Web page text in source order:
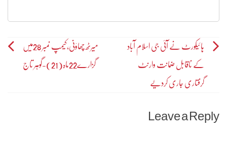
Post
navigation
ہائیکورٹ نے آئی جی اسلام آباد
کے ناقابل ضمانت وارنٹ
گرفتاری جاری کردیے
میرٹھ چھاؤنی،کیمپ نمبر 28میں
گزارے22ماہ(21)-گوہر تاج
Leave a Reply